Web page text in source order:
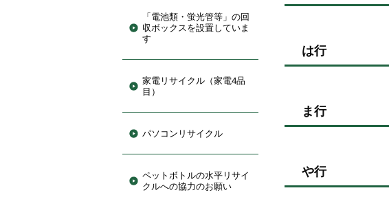
「電池類・蛍光管等」の回
収ボックスを設置していま
す
家電リサイクル（家電4品
目）
パソコンリサイクル
ペットボトルの水平リサイ
クルへの協力のお願い
は行
ま行
や行